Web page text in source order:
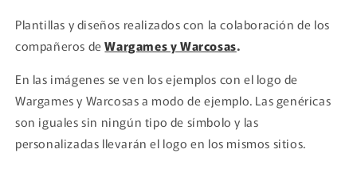
Plantillas y diseños realizados con la colaboración de los
compañeros de Wargames y Warcosas.
En las imágenes se ven los ejemplos con el logo de
Wargames y Warcosas a modo de ejemplo. Las genéricas
son iguales sin ningún tipo de símbolo y las
personalizadas llevarán el logo en los mismos sitios.